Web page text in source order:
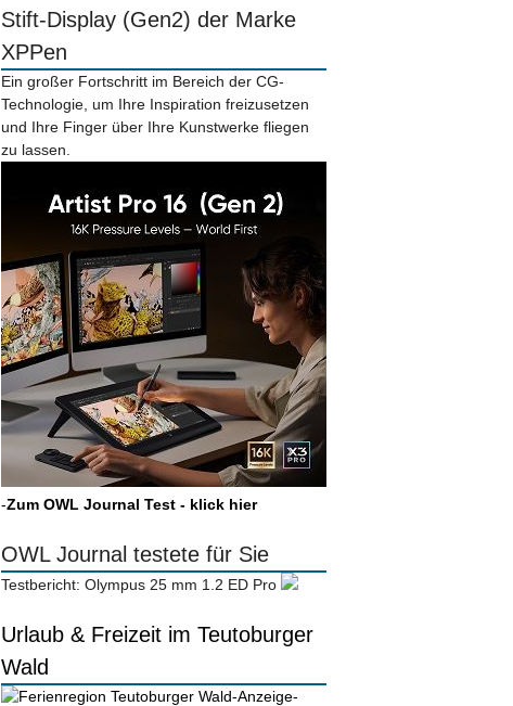
Stift-Display (Gen2) der Marke
XPPen
Ein großer Fortschritt im Bereich der CG-
Technologie, um Ihre Inspiration freizusetzen
und Ihre Finger über Ihre Kunstwerke fliegen
zu lassen.
-Zum OWL Journal Test - klick hier
OWL Journal testete für Sie
Testbericht: Olympus 25 mm 1.2 ED Pro
Urlaub & Freizeit im Teutoburger
Wald
-Anzeige-